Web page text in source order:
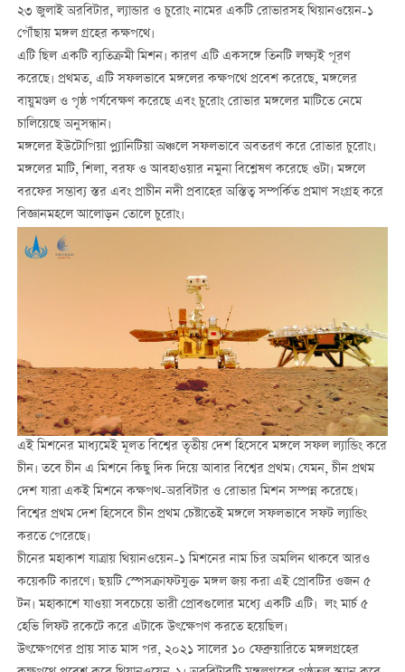
২৩ জুলাই অরবিটার, ল্যান্ডার ও চুরোং নামের একটি রোভারসহ থিয়ানওয়েন-১
পৌঁছায় মঙ্গল গ্রহের কক্ষপথে।
এটি ছিল একটি ব্যতিক্রমী মিশন। কারণ এটি একসঙ্গে তিনটি লক্ষ্যই পূরণ
করেছে। প্রথমত, এটি সফলভাবে মঙ্গলের কক্ষপথে প্রবেশ করেছে, মঙ্গলের
বায়ুমণ্ডল ও পৃষ্ঠ পর্যবেক্ষণ করেছে এবং চুরোং রোভার মঙ্গলের মাটিতে নেমে
চালিয়েছে অনুসন্ধান।
মঙ্গলের ইউটোপিয়া প্ল্যানিটিয়া অঞ্চলে সফলভাবে অবতরণ করে রোভার চুরোং।
মঙ্গলের মাটি, শিলা, বরফ ও আবহাওয়ার নমুনা বিশ্লেষণ করেছে ওটা। মঙ্গলে
বরফের সম্ভাব্য স্তর এবং প্রাচীন নদী প্রবাহের অস্তিত্ব সম্পর্কিত প্রমাণ সংগ্রহ করে
বিজ্ঞানমহলে আলোড়ন তোলে চুরোং।
এই মিশনের মাধ্যমেই মূলত বিশ্বের তৃতীয় দেশ হিসেবে মঙ্গলে সফল ল্যান্ডিং করে
চীন। তবে চীন এ মিশনে কিছু দিক দিয়ে আবার বিশ্বের প্রথম। যেমন, চীন প্রথম
দেশ যারা একই মিশনে কক্ষপথ-অরবিটার ও রোভার মিশন সম্পন্ন করেছে।
বিশ্বের প্রথম দেশ হিসেবে চীন প্রথম চেষ্টাতেই মঙ্গলে সফলভাবে সফট ল্যান্ডিং
করতে পেরেছে।
চীনের মহাকাশ যাত্রায় থিয়ানওয়েন-১ মিশনের নাম চির অমলিন থাকবে আরও
কয়েকটি কারণে। ছয়টি স্পেসক্রাফটযুক্ত মঙ্গল জয় করা এই প্রোবটির ওজন ৫
টন। মহাকাশে যাওয়া সবচেয়ে ভারী প্রোবগুলোর মধ্যে একটি এটি। লং মার্চ ৫
হেভি লিফট রকেটে করে এটাকে উৎক্ষেপণ করতে হয়েছিল।
উৎক্ষেপণের প্রায় সাত মাস পর, ২০২১ সালের ১০ ফেব্রুয়ারিতে মঙ্গলগ্রহের